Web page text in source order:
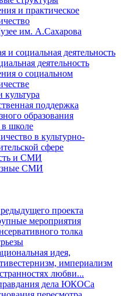
и практическое
им. А.Сахарова
и социальная деятельность
деятельность
о социальном
культура
поддержка
образования
в школе
в культурно-
сфере
и СМИ
СМИ
проекта
мероприятия
толка
идея,
империализм
любви...
дела ЮКОСа